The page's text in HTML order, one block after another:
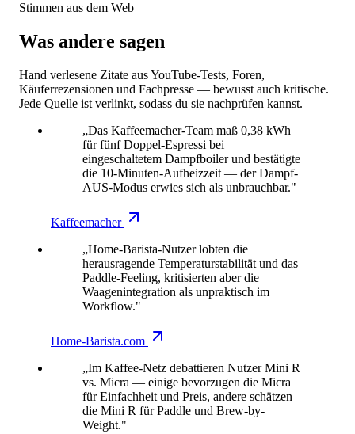
Stimmen aus dem Web
Was andere sagen
Hand verlesene Zitate aus YouTube-Tests, Foren,
Käuferrezensionen und Fachpresse — bewusst auch kritische.
Jede Quelle ist verlinkt, sodass du sie nachprüfen kannst.
„Das Kaffeemacher-Team maß 0,38 kWh
für fünf Doppel-Espressi bei
eingeschaltetem Dampfboiler und bestätigte
die 10-Minuten-Aufheizzeit — der Dampf-
AUS-Modus erwies sich als unbrauchbar."
Kaffeemacher
„Home-Barista-Nutzer lobten die
herausragende Temperaturstabilität und das
Paddle-Feeling, kritisierten aber die
Waagenintegration als unpraktisch im
Workflow."
Home-Barista.com
„Im Kaffee-Netz debattieren Nutzer Mini R
vs. Micra — einige bevorzugen die Micra
für Einfachheit und Preis, andere schätzen
die Mini R für Paddle und Brew-by-
Weight."